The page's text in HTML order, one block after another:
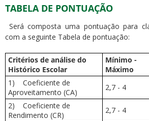
TABELA DE PONTUAÇÃO
Será composta uma pontuação para
com a seguinte Tabela de pontuação:
Critérios de análise do
Histórico Escolar
Mínimo -
Máximo
1) Coeficiente de
Aproveitamento (CA)
2,7 - 4
2) Coeficiente de
Rendimento (CR)
2,7 - 4